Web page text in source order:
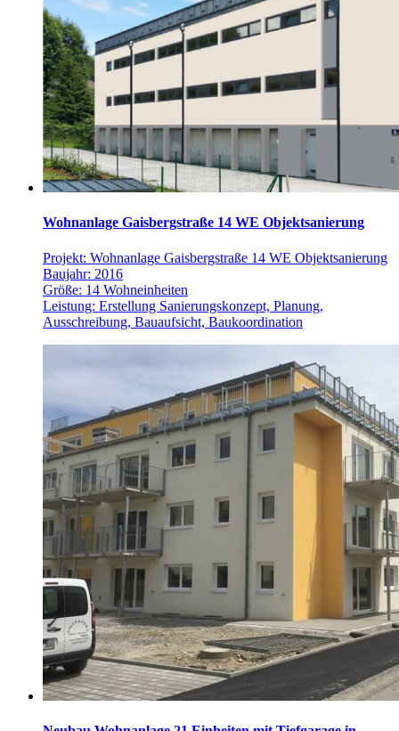
Wohnanlage Gaisbergstraße 14 WE Objektsanierung
Projekt: Wohnanlage Gaisbergstraße 14 WE Objektsanierung
Baujahr: 2016
Größe: 14 Wohneinheiten
Leistung: Erstellung Sanierungskonzept, Planung,
Ausschreibung, Bauaufsicht, Baukoordination